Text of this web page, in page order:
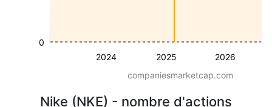
2024 2025 2026
0
companiesmarketcap.com
Nike (NKE) - nombre d'actions